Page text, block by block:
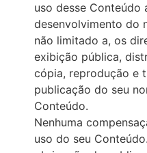
uso desse Conteúdo
desenvolvimento do
não limitado a, os
exibição pública,
cópia, reprodução e
publicação do seu
Conteúdo.
Nenhuma
uso do seu